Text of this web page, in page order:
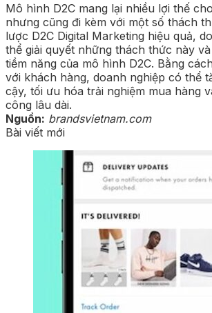
Mô hình D2C mang lại nhiều lợi thế
nhưng cũng đi kèm với một số thách
lược D2C Digital Marketing hiệu quả,
thể giải quyết những thách thức này
tiềm năng của mô hình D2C. Bằng
với khách hàng, doanh nghiệp có thể
cậy, tối ưu hóa trải nghiệm mua hàng
công lâu dài.
Nguồn: brandsvietnam.com
Bài viết mới